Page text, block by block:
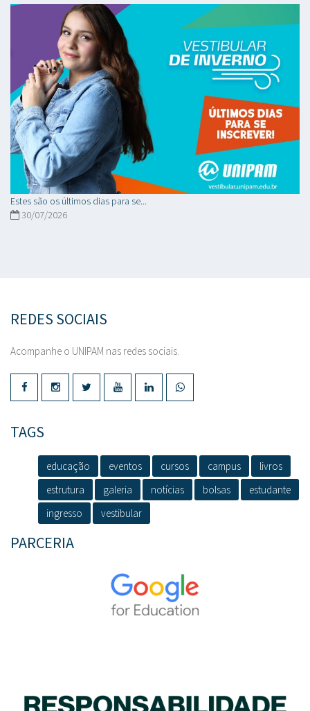
Estes são os últimos dias para se...
30/07/2026
REDES SOCIAIS
Acompanhe o UNIPAM nas redes sociais.
TAGS
educação eventos cursos campus
livros
estrutura
galeria notícias bolsas
estudante
ingresso
vestibular
PARCERIA